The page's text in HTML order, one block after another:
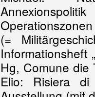
(=
Informationsheft
Hg, Comune die
Elio: Risiera di